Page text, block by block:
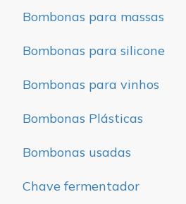
Bombonas para massas
Bombonas para silicone
Bombonas para vinhos
Bombonas Plásticas
Bombonas usadas
Chave fermentador